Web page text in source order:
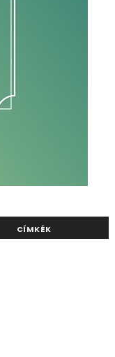
CÍMKÉK